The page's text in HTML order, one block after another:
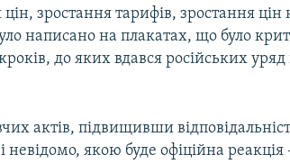
зростання тарифів, зростання цін
написано на плакатах, що було
до яких вдався російських уряд
актів, підвищивши
невідомо, якою буде офіційна